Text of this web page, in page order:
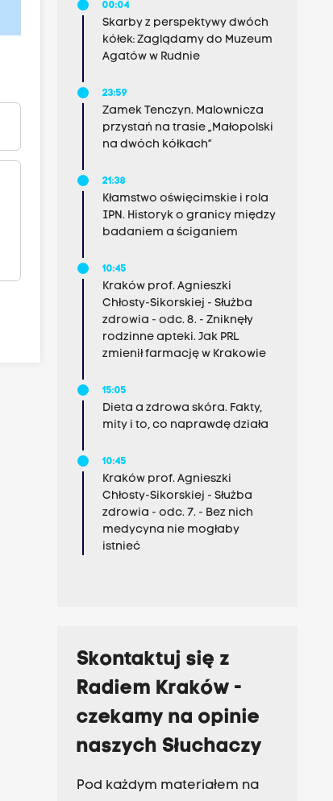
00:04
Skarby z perspektywy dwóch
kółek: Zaglądamy do Muzeum
Agatów w Rudnie
23:59
Zamek Tenczyn. Malownicza
przystań na trasie „Małopolski
na dwóch kółkach”
21:38
Kłamstwo oświęcimskie i rola
IPN. Historyk o granicy między
badaniem a ściganiem
10:45
Kraków prof. Agnieszki
Chłosty-Sikorskiej - Służba
zdrowia - odc. 8. - Zniknęły
rodzinne apteki. Jak PRL
zmienił farmację w Krakowie
15:05
Dieta a zdrowa skóra. Fakty,
mity i to, co naprawdę działa
10:45
Kraków prof. Agnieszki
Chłosty-Sikorskiej - Służba
zdrowia - odc. 7. - Bez nich
medycyna nie mogłaby
istnieć
Skontaktuj się z
Radiem Kraków -
czekamy na opinie
naszych Słuchaczy
Pod każdym materiałem na